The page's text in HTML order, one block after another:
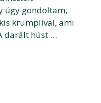
úgy gondoltam,
krumplival, ami
darált húst …